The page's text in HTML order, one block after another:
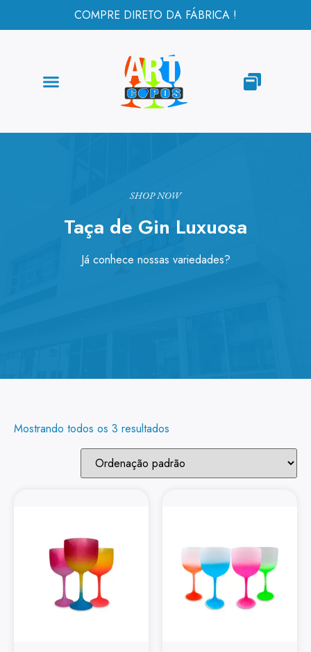
COMPRE DIRETO DA FÁBRICA !
SHOP NOW
Taça de Gin Luxuosa
Já conhece nossas variedades?
Mostrando todos os 3 resultados